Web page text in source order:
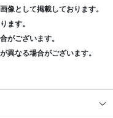
像として掲載しております。
ます。
がございます。
異なる場合がございます。